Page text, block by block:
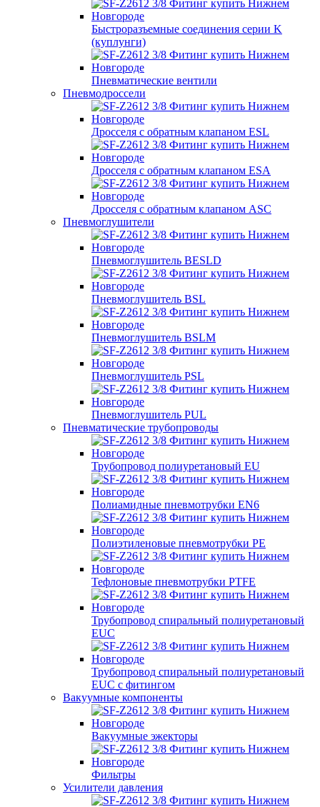
Быстроразъемные соединения серии K
(куплунги)
Пневматические вентили
Пневмодроссели
Дросcеля с обратным клапаном ESL
Дросселя с обратным клапаном ESA
Дросселя с обратным клапаном ASC
Пневмоглушители
Пневмоглушитель BESLD
Пневмоглушитель BSL
Пневмоглушитель BSLM
Пневмоглушитель PSL
Пневмоглушитель PUL
Пневматические трубопроводы
Трубопровод полиуретановый EU
Полиамидные пневмотрубки EN6
Полиэтиленовые пневмотрубки PE
Тефлоновые пневмотрубки PTFE
Трубопровод спиральный полиуретановый
EUC
Трубопровод спиральный полиуретановый
EUC с фитингом
Вакуумные компоненты
Вакуумные эжекторы
Фильтры
Усилители давления